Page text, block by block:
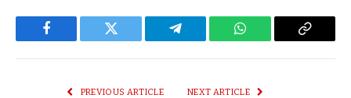
Facebook Twitter Telegram WhatsApp Copy
PREVIOUS ARTICLE NEXT ARTICLE